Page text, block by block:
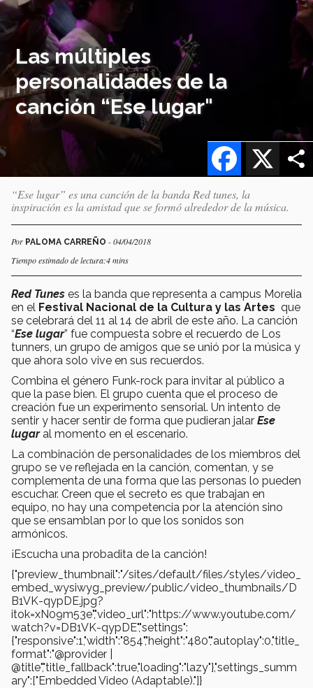
Las múltiples
personalidades de la
canción “Ese lugar"
X
Facebook
“Ese lugar” es una canción de la banda Red tunes, la
inspiración es la amistad que se formó alrededor de la música.
Por PALOMA CARREÑO - 04/04/2018
Tiempo estimado de lectura:4 mins
Red Tunes es la banda que representa a campus Morelia
en el Festival Nacional de la Cultura y las Artes que
se celebrará del 11 al 14 de abril de este año. La canción
“Ese lugar” fue compuesta sobre el recuerdo de Los
tunners, un grupo de amigos que se unió por la música y
que ahora solo vive en sus recuerdos.
Combina el género Funk-rock para invitar al público a
que la pase bien. El grupo cuenta que el proceso de
creación fue un experimento sensorial. Un intento de
sentir y hacer sentir de forma que pudieran jalar Ese
lugaral momento en el escenario.
La combinación de personalidades de los miembros del
grupo se ve reflejada en la canción, comentan, y se
complementa de una forma que las personas lo pueden
escuchar. Creen que el secreto es que trabajan en
equipo, no hay una competencia por la atención sino
que se ensamblan por lo que los sonidos son
armónicos.
¡Escucha una probadita de la canción!
{"preview_thumbnail":"/sites/default/files/styles/video_
embed_wysiwyg_preview/public/video_thumbnails/D
B1VK-qypDE.jpg?
itok=xN09m53e","video_url":"https://www.youtube.com/
watch?v=DB1VK-qypDE","settings":
{"responsive":1,"width":"854","height":"480","autoplay":0,"title_
format":"@provider |
@title","title_fallback":true,"loading":"lazy"},"settings_summ
ary":["Embedded Video (Adaptable)."]}